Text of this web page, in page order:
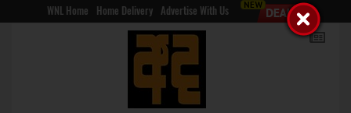
WNL Home Home Delivery Advertise With Us